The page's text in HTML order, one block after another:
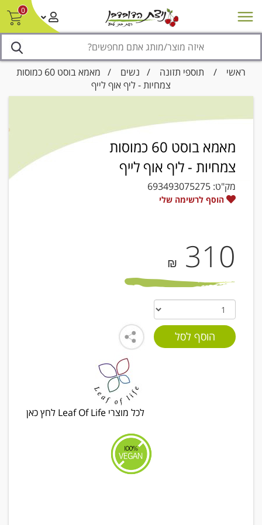
0
מבצעים סניפים צור קשר/ביטול הזמנה
ראשי / תוספי תזונה / נשים
/ מאמא בוסט 60 כמוסות
צמחיות - ליף אוף לייף
מאמא בוסט 60 כמוסות
צמחיות - ליף אוף לייף
מק"ט: 693493075275
הוסף לרשימה שלי
310
₪
לכל מוצרי Leaf Of Life לחץ כאן